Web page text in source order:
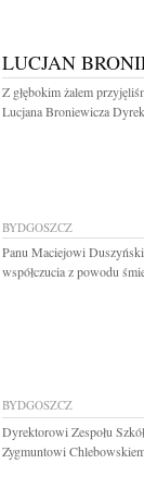
LUCJAN
Z głębokim żalem
Lucjana Broniewicza
BYDGOSZCZ
Panu Maciejowi
współczucia z powodu
BYDGOSZCZ
Dyrektorowi Zespołu
Zygmuntowi